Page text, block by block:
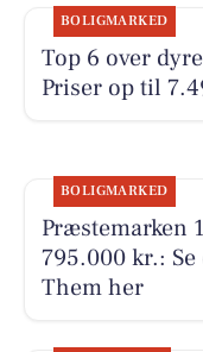
BOLIGMARKED
Top 6 over
Priser op til
BOLIGMARKED
Præstemarken
795.000 kr.:
Them her